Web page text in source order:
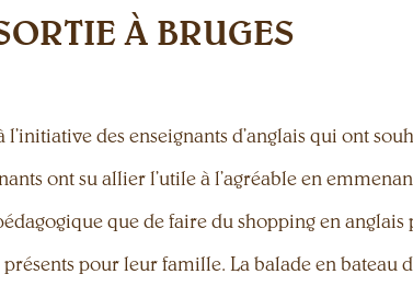
À BRUGES
l’initiative des enseignants d’anglais qui ont
ont su allier l’utile à l’agréable en
que de faire du shopping en anglais
pour leur famille. La balade en bateau